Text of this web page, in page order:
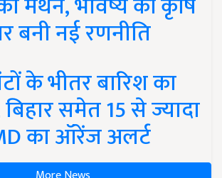
बनी नई रणनीति
के भीतर बारिश का
समेत 15 से ज्यादा
का ऑरेंज अलर्ट